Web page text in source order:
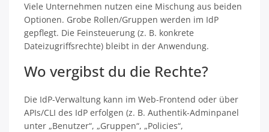
Viele Unternehmen nutzen eine Mischung aus beiden
Optionen. Grobe Rollen/Gruppen werden im IdP
gepflegt. Die Feinsteuerung (z. B. konkrete
Dateizugriffsrechte) bleibt in der Anwendung.
Wo vergibst du die Rechte?
Die IdP-Verwaltung kann im Web-Frontend oder über
APIs/CLI des IdP erfolgen (z. B. Authentik-Adminpanel
unter „Benutzer“, „Gruppen“, „Policies“,